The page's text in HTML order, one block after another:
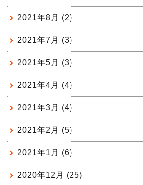
2021年8月 (2)
2021年7月 (3)
2021年5月 (3)
2021年4月 (4)
2021年3月 (4)
2021年2月 (5)
2021年1月 (6)
2020年12月 (25)